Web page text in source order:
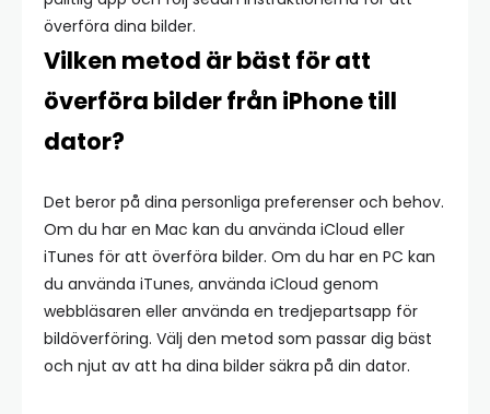
överföra dina bilder.
Vilken metod är bäst för att
överföra bilder från iPhone till
dator?
Det beror på dina personliga preferenser och behov.
Om du har en Mac kan du använda iCloud eller
iTunes för att överföra bilder. Om du har en PC kan
du använda iTunes, använda iCloud genom
webbläsaren eller använda en tredjepartsapp för
bildöverföring. Välj den metod som passar dig bäst
och njut av att ha dina bilder säkra på din dator.